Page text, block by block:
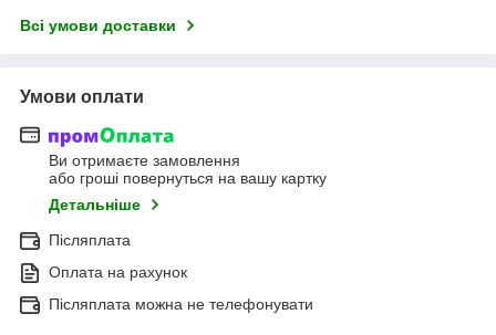
Всі умови доставки
Умови оплати
Ви отримаєте замовлення
або гроші повернуться на вашу картку
Детальніше
Післяплата
Оплата на рахунок
Післяплата можна не телефонувати